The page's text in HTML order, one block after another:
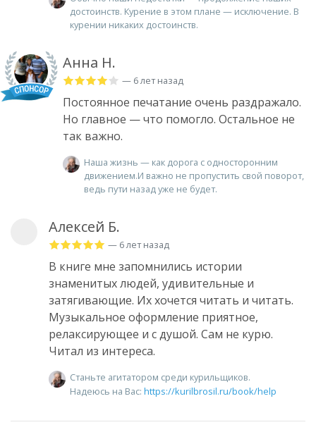
достоинств. Курение в этом плане — исключение. В
курении никаких достоинств.
Анна Н.
— 6 лет назад
Постоянное печатание очень раздражало.
Но главное — что помогло. Остальное не
так важно.
Наша жизнь — как дорога с односторонним
движением.И важно не пропустить свой поворот,
ведь пути назад уже не будет.
Алексей Б.
— 6 лет назад
В книге мне запомнились истории
знаменитых людей, удивительные и
затягивающие. Их хочется читать и читать.
Музыкальное оформление приятное,
релаксирующее и с душой. Сам не курю.
Читал из интереса.
Станьте агитатором среди курильщиков.
Надеюсь на Вас: https://kurilbrosil.ru/book/help